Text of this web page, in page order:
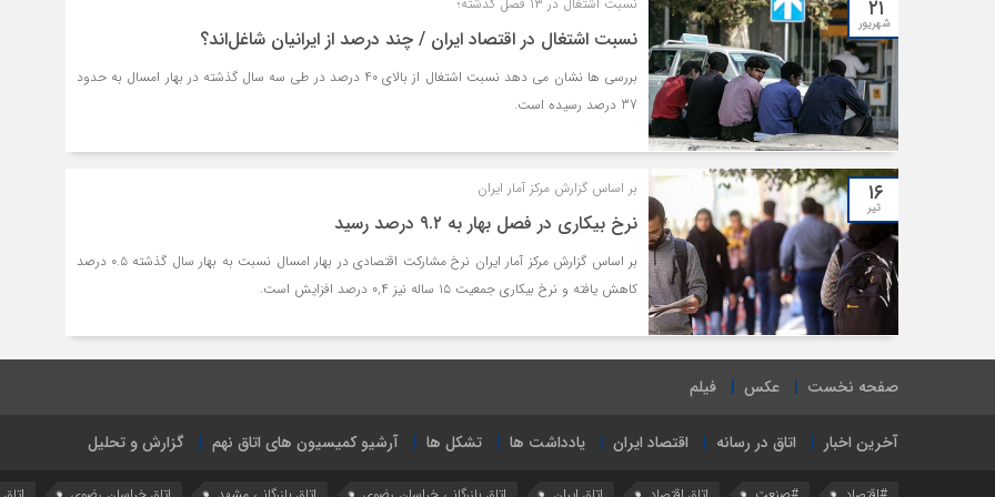
۲۱
شهریور
نسبت اشتغال در اقتصاد ایران / چند درصد از ایرانیان شاغل‌اند؟
بررسی ها نشان می دهد نسبت اشتغال از بالای 40 درصد در طی سه سال گذشته در بهار امسال به حدود
37 درصد رسیده است.
۱۶
تیر
بر اساس گزارش مرکز آمار ایران
نرخ بیکاری در فصل بهار به ۹.۲ درصد رسید
بر اساس گزارش مرکز آمار ایران نرخ مشارکت اقتصادی در بهار امسال نسبت به بهار سال گذشته ٠.٥ درصد
کاهش یافته و نرخ بیکاری جمعیت ١٥ ساله نیز ۰,۴ درصد افزایش است.
صفحه نخست عکس فیلم
آخرین اخبار اتاق در رسانه اقتصاد ایران یادداشت ها تشکل ها آرشیو کمیسیون های اتاق نهم گزارش و تحلیل